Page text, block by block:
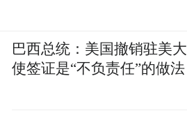
巴西总统：美国撤销驻美大
使签证是“不负责任”的做法